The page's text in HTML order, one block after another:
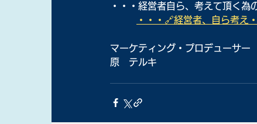
・・・経営者自ら、考えて頂く為
・・・🔗経営者、自ら考
マーケティング・プロデューサー
原　テルキ